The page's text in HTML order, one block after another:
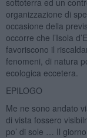
organizzazione di
occasione della
occorre che l’Isola
favoriscono il
fenomeni, di natura
ecologica eccetera.
EPILOGO
Me ne sono andato
di vista fossero
po’ di sole … Il